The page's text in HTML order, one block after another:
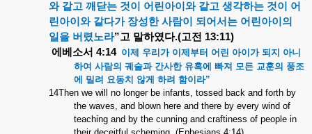
와 같고 깨닫는 것이 어린아이와 같고 생각하는 것이
어
린아이와 같다가 장성한 사람이 되어서는 어린아이의
일을 버렸노라”고 말하였다.(고전 13:11)
에베소서 4:14 이제 우리가 이제부터 어린 아이가 되지 아니
하여 사람의 궤술과 간사한 유혹에 빠져 모든 교훈의 풍조
에 밀려 요동치 않게 하려 함이라”
14Then we will no longer be infants, tossed back and forth by
the waves, and blown here and there by every wind of
teaching and by the cunning and craftiness of people in